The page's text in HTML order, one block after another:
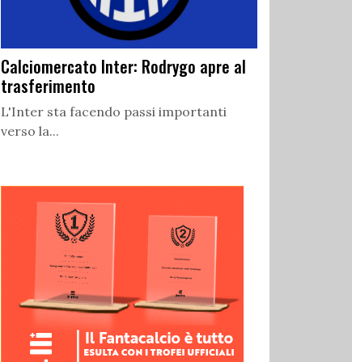
Calciomercato Inter: Rodrygo apre al
trasferimento
L'Inter sta facendo passi importanti
verso la...